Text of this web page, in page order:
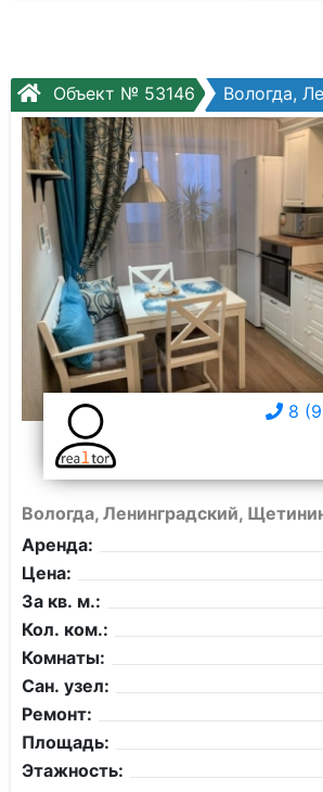
Объект № 53146 Вологда,
8
Вологда, Ленинградский,
Аренда:
Цена:
За кв. м.:
Кол. ком.:
Комнаты:
Сан. узел:
Ремонт:
Площадь:
Этажность: